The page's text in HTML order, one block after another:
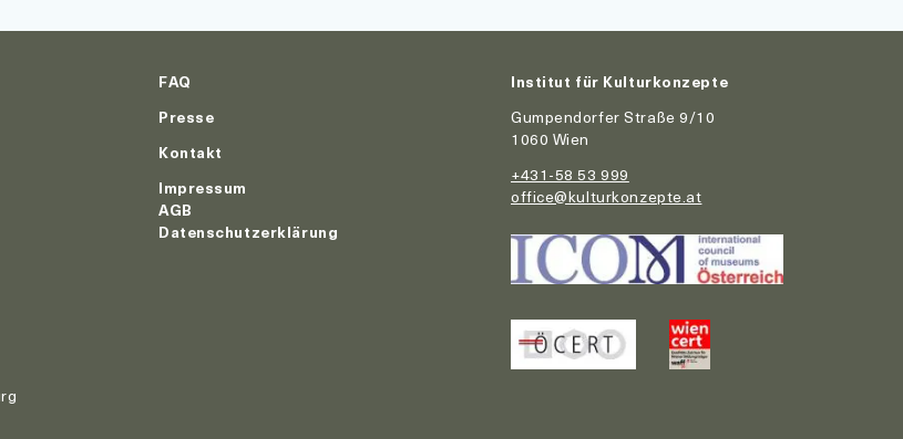
FAQ
Presse
Kontakt
Impressum
AGB
Datenschutzerklärung
Institut für Kulturkonzepte
Gumpendorfer Straße 9/10
1060 Wien
+431-58 53 999
office@kulturkonzepte.at